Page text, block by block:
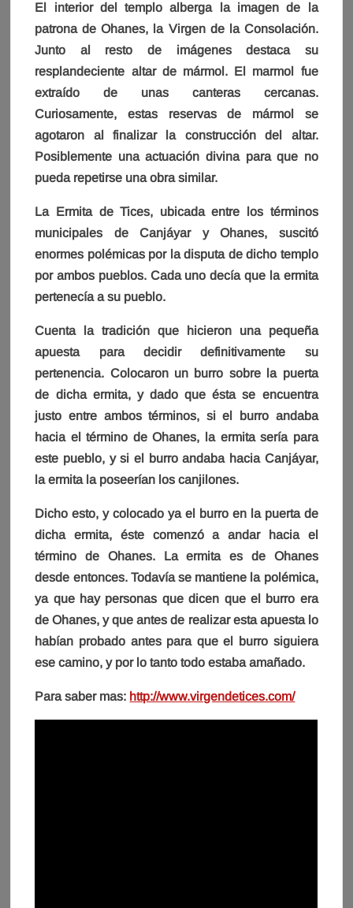
El interior del templo alberga la imagen de la
patrona de Ohanes, la Virgen de la Consolación.
Junto al resto de imágenes destaca su
resplandeciente altar de mármol. El marmol fue
extraído de unas canteras cercanas.
Curiosamente, estas reservas de mármol se
agotaron al finalizar la construcción del altar.
Posiblemente una actuación divina para que no
pueda repetirse una obra similar.
La Ermita de Tices, ubicada entre los términos
municipales de Canjáyar y Ohanes, suscitó
enormes polémicas por la disputa de dicho templo
por ambos pueblos. Cada uno decía que la ermita
pertenecía a su pueblo.
Cuenta la tradición que hicieron una pequeña
apuesta para decidir definitivamente su
pertenencia. Colocaron un burro sobre la puerta
de dicha ermita, y dado que ésta se encuentra
justo entre ambos términos, si el burro andaba
hacia el término de Ohanes, la ermita sería para
este pueblo, y si el burro andaba hacia Canjáyar,
la ermita la poseerían los canjilones.
Dicho esto, y colocado ya el burro en la puerta de
dicha ermita, éste comenzó a andar hacia el
término de Ohanes. La ermita es de Ohanes
desde entonces. Todavía se mantiene la polémica,
ya que hay personas que dicen que el burro era
de Ohanes, y que antes de realizar esta apuesta lo
habían probado antes para que el burro siguiera
ese camino, y por lo tanto todo estaba amañado.
Para saber mas: http://www.virgendetices.com/